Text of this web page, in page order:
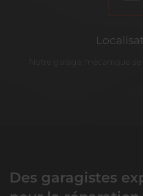
Notre garage mécanique
Des garagistes